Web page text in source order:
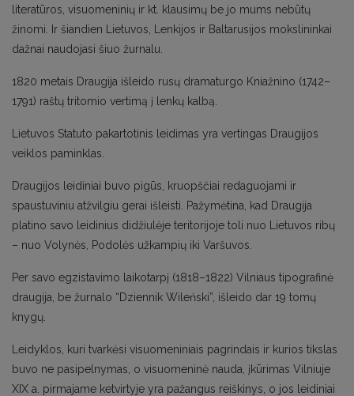
literatūros, visuomeninių ir kt. klausimų be jo mums nebūtų
žinomi. Ir šiandien Lietuvos, Lenkijos ir Baltarusijos mokslininkai
dažnai naudojasi šiuo žurnalu.
1820 metais Draugija išleido rusų dramaturgo Kniažnino (1742–
1791) raštų tritomio vertimą į lenkų kalbą.
Lietuvos Statuto pakartotinis leidimas yra vertingas Draugijos
veiklos paminklas.
Draugijos leidiniai buvo pigūs, kruopščiai redaguojami ir
spaustuviniu atžvilgiu gerai išleisti. Pažymėtina, kad Draugija
platino savo leidinius didžiulėje teritorijoje toli nuo Lietuvos ribų
– nuo Volynės, Podolės užkampių iki Varšuvos.
Per savo egzistavimo laikotarpį (1818–1822) Vilniaus tipografinė
draugija, be žurnalo “Dziennik Wileński”, išleido dar 19 tomų
knygų.
Leidyklos, kuri tvarkėsi visuomeniniais pagrindais ir kurios tikslas
buvo ne pasipelnymas, o visuomeninė nauda, įkūrimas Vilniuje
XIX a. pirmajame ketvirtyje yra pažangus reiškinys, o jos leidiniai